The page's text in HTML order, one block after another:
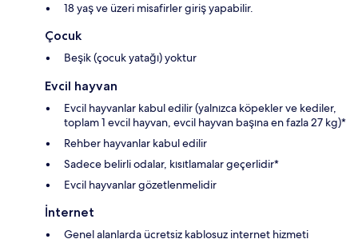
18 yaş ve üzeri misafirler giriş yapabilir.
Çocuk
Beşik (çocuk yatağı) yoktur
Evcil hayvan
Evcil hayvanlar kabul edilir (yalnızca köpekler ve kediler,
toplam 1 evcil hayvan, evcil hayvan başına en fazla 27 kg)*
Rehber hayvanlar kabul edilir
Sadece belirli odalar, kısıtlamalar geçerlidir*
Evcil hayvanlar gözetlenmelidir
İnternet
Genel alanlarda ücretsiz kablosuz internet hizmeti